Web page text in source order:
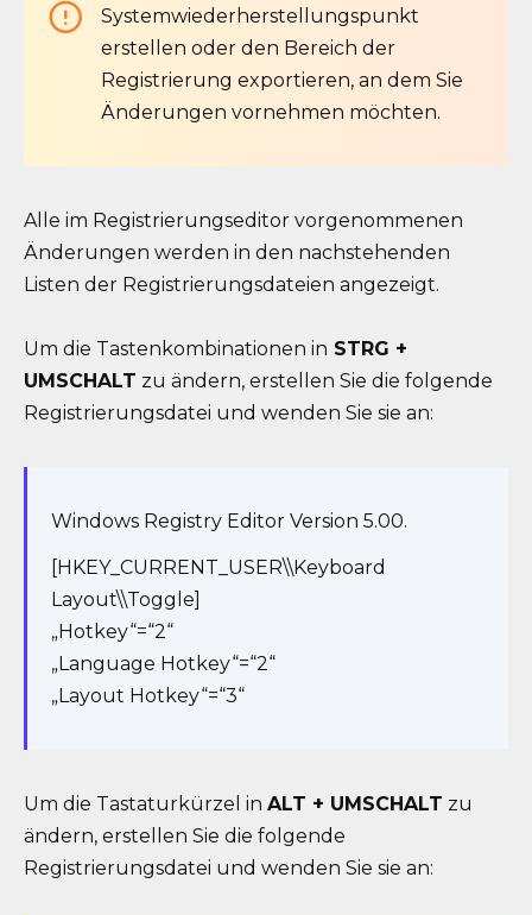
Systemwiederherstellungspunkt
erstellen oder den Bereich der
Registrierung exportieren, an dem Sie
Änderungen vornehmen möchten.
Alle im Registrierungseditor vorgenommenen
Änderungen werden in den nachstehenden
Listen der Registrierungsdateien angezeigt.
Um die Tastenkombinationen in STRG +
UMSCHALT zu ändern, erstellen Sie die folgende
Registrierungsdatei und wenden Sie sie an:
Windows Registry Editor Version 5.00.
[HKEY_CURRENT_USER\\Keyboard
Layout\\Toggle]
„Hotkey“=“2“
„Language Hotkey“=“2“
„Layout Hotkey“=“3“
Um die Tastaturkürzel in ALT + UMSCHALT zu
ändern, erstellen Sie die folgende
Registrierungsdatei und wenden Sie sie an: